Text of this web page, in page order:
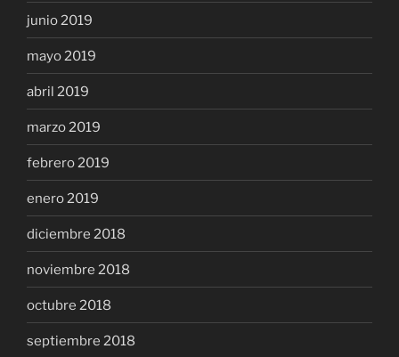
junio 2019
mayo 2019
abril 2019
marzo 2019
febrero 2019
enero 2019
diciembre 2018
noviembre 2018
octubre 2018
septiembre 2018